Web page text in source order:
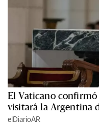
El Vaticano
visitará la Argentina
elDiarioAR